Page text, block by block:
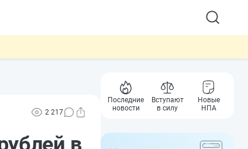
2 217
Последние
новости
Вступают
в силу
Новые
НПА